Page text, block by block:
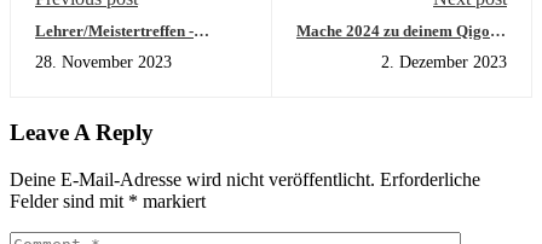
Lehrer/Meistertreffen -
gemeinsam
28. November 2023
Mache 2024 zu deinem Qigong
Qigong Trainer!
2. Dezember 2023
Leave A Reply
Deine E-Mail-Adresse wird nicht veröffentlicht. Erforderliche
Felder sind mit * markiert